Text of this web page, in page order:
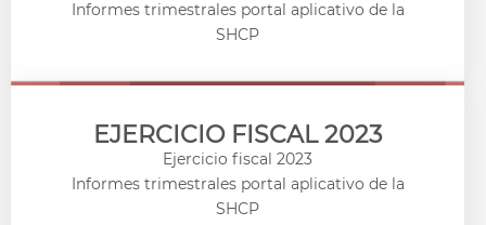
Informes trimestrales portal aplicativo de la
SHCP
EJERCICIO FISCAL 2023
Ejercicio fiscal 2023
Informes trimestrales portal aplicativo de la
SHCP